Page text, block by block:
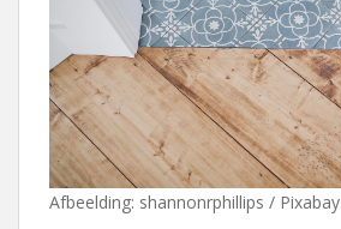
Afbeelding: shannonrphillips / Pixabay